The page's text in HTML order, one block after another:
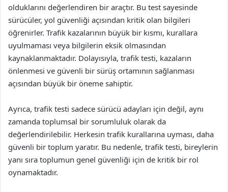
olduklarını değerlendiren bir araçtır. Bu test sayesinde
sürücüler, yol güvenliği açısından kritik olan bilgileri
öğrenirler. Trafik kazalarının büyük bir kısmı, kurallara
uyulmaması veya bilgilerin eksik olmasından
kaynaklanmaktadır. Dolayısıyla, trafik testi, kazaların
önlenmesi ve güvenli bir sürüş ortamının sağlanması
açısından büyük bir öneme sahiptir.
Ayrıca, trafik testi sadece sürücü adayları için değil, aynı
zamanda toplumsal bir sorumluluk olarak da
değerlendirilebilir. Herkesin trafik kurallarına uyması, daha
güvenli bir toplum yaratır. Bu nedenle, trafik testi, bireylerin
yanı sıra toplumun genel güvenliği için de kritik bir rol
oynamaktadır.